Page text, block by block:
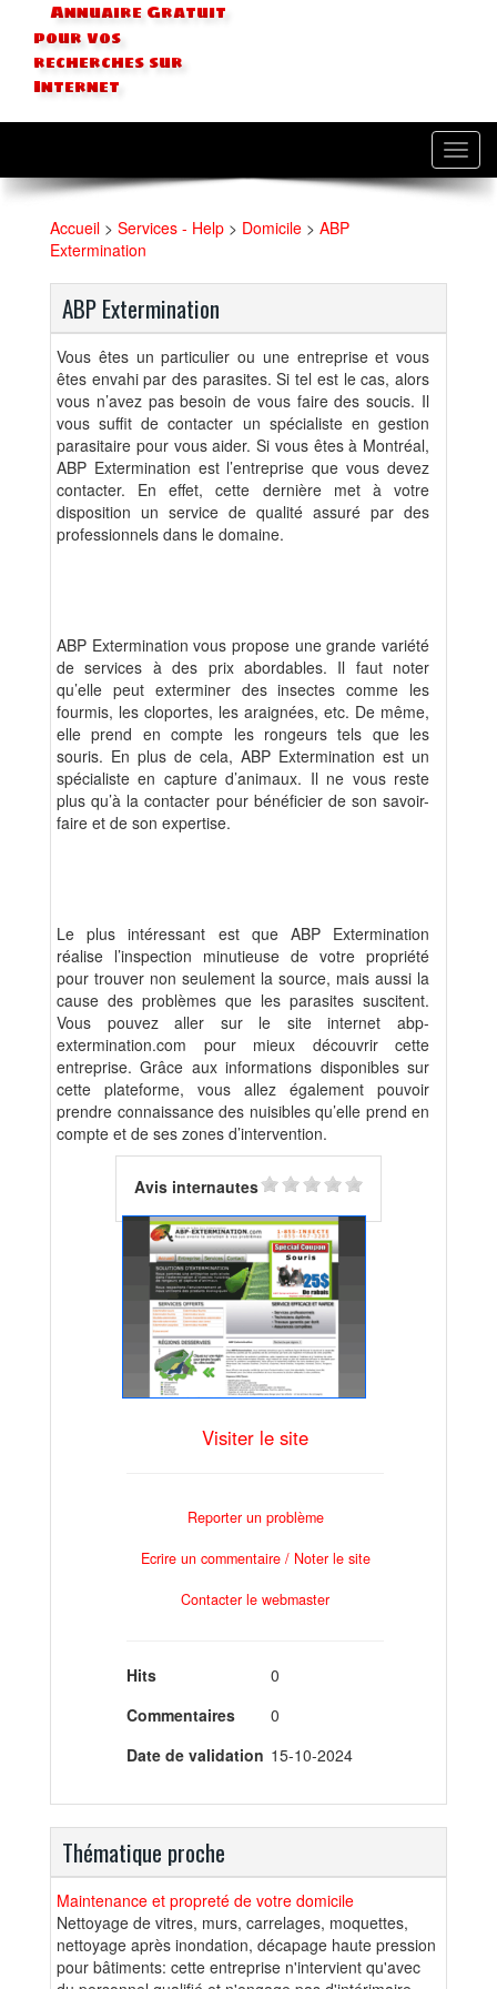
Annuaire Gratuit
pour vos
recherches sur
Internet
Accueil > Services - Help > Domicile > ABP
Extermination
ABP Extermination
Vous êtes un particulier ou une entreprise et vous
êtes envahi par des parasites. Si tel est le cas, alors
vous n’avez pas besoin de vous faire des soucis. Il
vous suffit de contacter un spécialiste en gestion
parasitaire pour vous aider. Si vous êtes à Montréal,
ABP Extermination est l’entreprise que vous devez
contacter. En effet, cette dernière met à votre
disposition un service de qualité assuré par des
professionnels dans le domaine.
ABP Extermination vous propose une grande variété
de services à des prix abordables. Il faut noter
qu’elle peut exterminer des insectes comme les
fourmis, les cloportes, les araignées, etc. De même,
elle prend en compte les rongeurs tels que les
souris. En plus de cela, ABP Extermination est un
spécialiste en capture d’animaux. Il ne vous reste
plus qu’à la contacter pour bénéficier de son savoir-
faire et de son expertise.
Le plus intéressant est que ABP Extermination
réalise l’inspection minutieuse de votre propriété
pour trouver non seulement la source, mais aussi la
cause des problèmes que les parasites suscitent.
Vous pouvez aller sur le site internet abp-
extermination.com pour mieux découvrir cette
entreprise. Grâce aux informations disponibles sur
cette plateforme, vous allez également pouvoir
prendre connaissance des nuisibles qu’elle prend en
compte et de ses zones d’intervention.
Avis internautes
Visiter le site
Reporter un problème
Ecrire un commentaire / Noter le site
Contacter le webmaster
Hits
0
Commentaires
0
Date de validation 15-10-2024
Thématique proche
Maintenance et propreté de votre domicile
Nettoyage de vitres, murs, carrelages, moquettes,
nettoyage après inondation, décapage haute pression
pour bâtiments: cette entreprise n'intervient qu'avec